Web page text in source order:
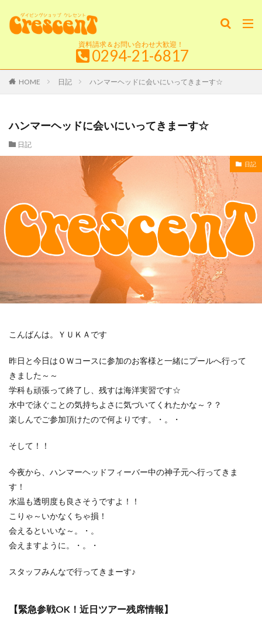
資料請求＆お問い合わせ大歓迎！
0294-21-6817
HOME 日記 ハンマーヘッドに会いにいってきまーす☆
ハンマーヘッドに会いにいってきまーす☆
日記
日記
こんばんは。ＹＵＫＡです
昨日と今日はＯＷコースに参加のお客様と一緒にプールへ行って
きました～～
学科も頑張って終了し、残すは海洋実習です☆
水中で泳ぐことの気持ちよさに気づいてくれたかな～？？
楽しんでご参加頂けたので何よりです。・。・
そして！！
今夜から、ハンマーヘッドフィーバー中の神子元へ行ってきま
す！
水温も透明度も良さそうですよ！！
こりゃ～いかなくちゃ損！
会えるといいな～。・。
会えますように。・。・
スタッフみんなで行ってきまーす♪
【緊急参戦OK！近日ツアー残席情報】